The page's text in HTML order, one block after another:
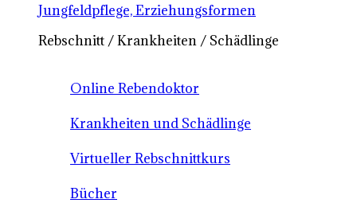
Jungfeldpflege, Erziehungsformen
Rebschnitt / Krankheiten / Schädlinge
Online Rebendoktor
Krankheiten und Schädlinge
Virtueller Rebschnittkurs
Bücher